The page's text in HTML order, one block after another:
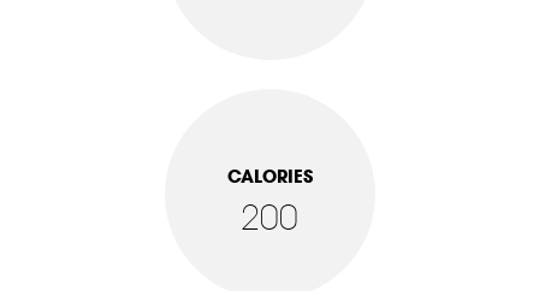
CALORIES
200